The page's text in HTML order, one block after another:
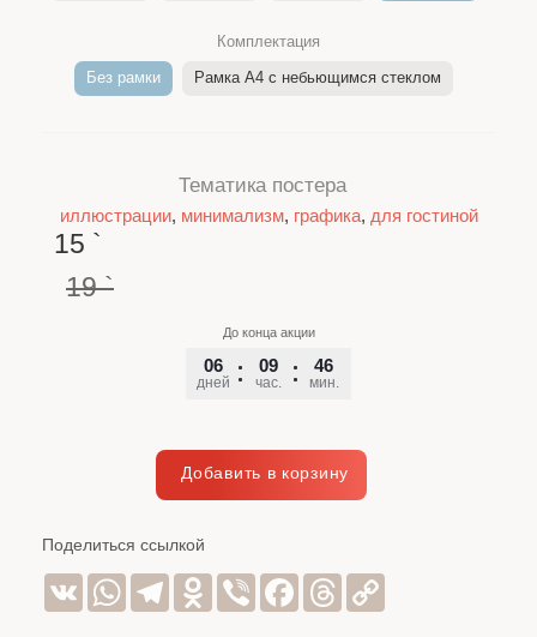
Комплектация
Без рамки
Рамка A4 c небьющимся стеклом
Тематика постера
иллюстрации, минимализм, графика, для гостиной
15 `
19`
До конца акции
06
дней
09
час.
46
мин.
Поделиться ссылкой
VK WhatsAppTelegramOdnoklassniki
Viber Facebook
Threads